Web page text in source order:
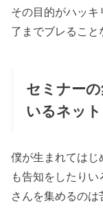
その目的がハッ
了までブレること
セミナー
いるネッ
僕が生まれては
も告知をしたり
さんを集めるのは